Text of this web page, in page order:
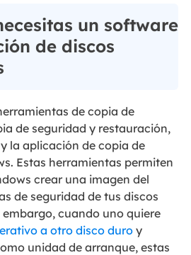
un software
de discos
de copia de
de seguridad y restauración,
la aplicación de copia de
Estas herramientas permiten
crear una imagen del
de seguridad de tus discos
cuando uno quiere
a otro disco duroy
unidad de arranque, estas